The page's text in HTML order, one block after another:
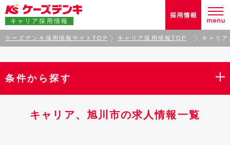
キャリア採用情報
ケーズデンキ採用情報サイトTOP キャリア採用情報TOP キャリ
条件から探す
キャリア、旭川市の求人情報一覧